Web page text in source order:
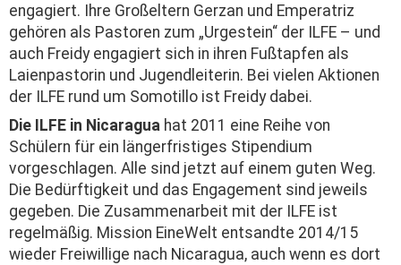
engagiert. Ihre Großeltern Gerzan und Emperatriz
gehören als Pastoren zum „Urgestein“ der ILFE – und
auch Freidy engagiert sich in ihren Fußtapfen als
Laienpastorin und Jugendleiterin. Bei vielen Aktionen
der ILFE rund um Somotillo ist Freidy dabei.
Die ILFE in Nicaragua hat 2011 eine Reihe von
Schülern für ein längerfristiges Stipendium
vorgeschlagen. Alle sind jetzt auf einem guten Weg.
Die Bedürftigkeit und das Engagement sind jeweils
gegeben. Die Zusammenarbeit mit der ILFE ist
regelmäßig. Mission EineWelt entsandte 2014/15
wieder Freiwillige nach Nicaragua, auch wenn es dort